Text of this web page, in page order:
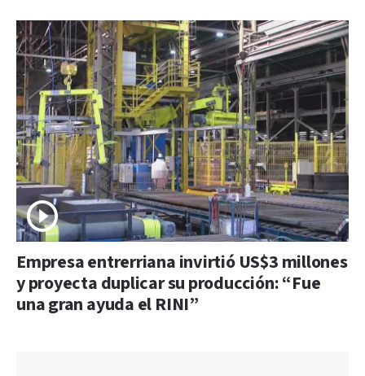
Empresa entrerriana invirtió US$3 millones
y proyecta duplicar su producción: “Fue
una gran ayuda el RINI”